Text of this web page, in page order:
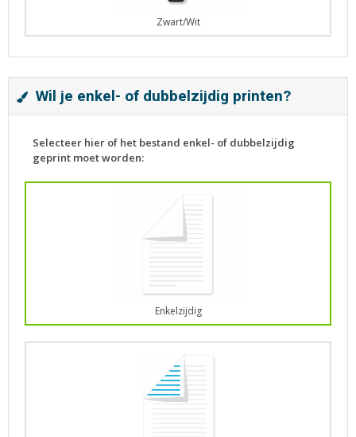
Zwart/Wit
Wil je enkel- of dubbelzijdig printen?
Selecteer hier of het bestand enkel- of dubbelzijdig
geprint moet worden:
Enkelzijdig